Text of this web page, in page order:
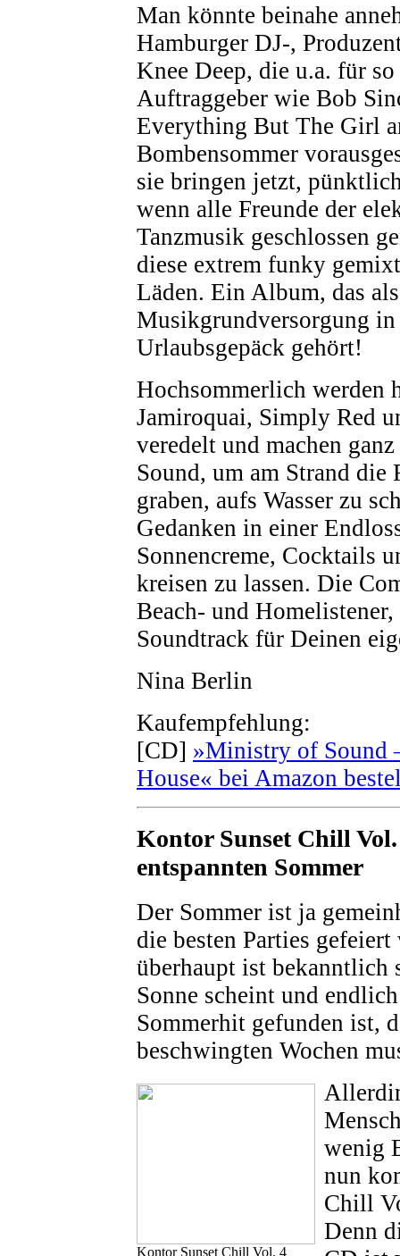
Man könnte beinahe
Hamburger DJ-,
Knee Deep, die u.a. für
Auftraggeber wie Bob
Everything But The Girl
Bombensommer
sie bringen jetzt,
wenn alle Freunde der
Tanzmusik geschlossen
diese extrem funky
Läden. Ein Album, das
Musikgrundversorgung in
Urlaubsgepäck gehört!
Hochsommerlich werden
Jamiroquai, Simply Red
veredelt und machen
Sound, um am Strand die
graben, aufs Wasser zu
Gedanken in einer
Sonnencreme, Cocktails
kreisen zu lassen. Die
Beach- und
Soundtrack für Deinen
Nina Berlin
Kaufempfehlung:
[CD] »Ministry of Sound
House« bei Amazon
Kontor Sunset Chill
entspannten Sommer
Der Sommer ist ja
die besten Parties
überhaupt ist bekanntlich
Sonne scheint und
Sommerhit gefunden ist,
beschwingten Wochen
Kontor Sunset Chill Vol. 4
wenig
nun
Chill
Denn